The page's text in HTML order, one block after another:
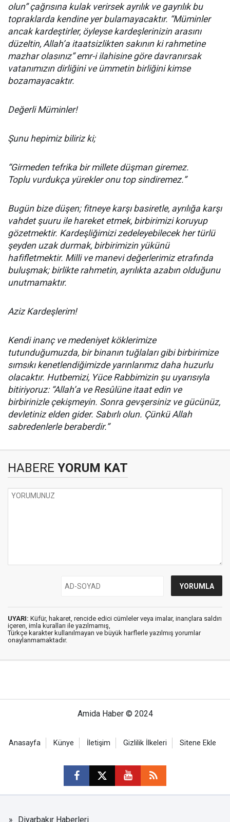
olun” çağrısına kulak verirsek ayrılık ve gayrılık bu
topraklarda kendine yer bulamayacaktır. “Müminler
ancak kardeştirler, öyleyse kardeşlerinizin arasını
düzeltin, Allah’a itaatsizlikten sakının ki rahmetine
mazhar olasınız” emr-i ilahisine göre davranırsak
vatanımızın dirliğini ve ümmetin birliğini kimse
bozamayacaktır.
Değerli Müminler!
Şunu hepimiz biliriz ki;
“Girmeden tefrika bir millete düşman giremez.
Toplu vurdukça yürekler onu top sindiremez.”
Bugün bize düşen; fitneye karşı basiretle, ayrılığa karşı
vahdet şuuru ile hareket etmek, birbirimizi koruyup
gözetmektir. Kardeşliğimizi zedeleyebilecek her türlü
şeyden uzak durmak, birbirimizin yükünü
hafifletmektir. Milli ve manevi değerlerimiz etrafında
buluşmak; birlikte rahmetin, ayrılıkta azabın olduğunu
unutmamaktır.
Aziz Kardeşlerim!
Kendi inanç ve medeniyet köklerimize
tutunduğumuzda, bir binanın tuğlaları gibi birbirimize
sımsıkı kenetlendiğimizde yarınlarımız daha huzurlu
olacaktır. Hutbemizi, Yüce Rabbimizin şu uyarısıyla
bitiriyoruz: “Allah’a ve Resûlüne itaat edin ve
birbirinizle çekişmeyin. Sonra gevşersiniz ve gücünüz,
devletiniz elden gider. Sabırlı olun. Çünkü Allah
sabredenlerle beraberdir.”
HABERE YORUM KAT
UYARI: Küfür, hakaret, rencide edici cümleler veya imalar, inançlara saldırı
içeren, imla kuralları ile yazılmamış,
Türkçe karakter kullanılmayan ve büyük harflerle yazılmış yorumlar
onaylanmamaktadır.
Amida Haber © 2024
Anasayfa Künye İletişim Gizlilik İlkeleri Sitene Ekle
Diyarbakır Haberleri